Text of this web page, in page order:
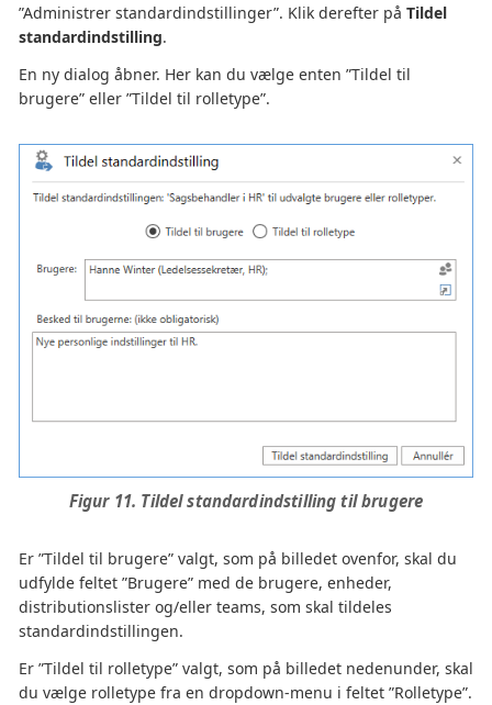
”Administrer standardindstillinger”. Klik derefter på Tildel
standardindstilling.
En ny dialog åbner. Her kan du vælge enten ”Tildel til
brugere” eller ”Tildel til rolletype”.
Figur 11. Tildel standardindstilling til brugere
Er ”Tildel til brugere” valgt, som på billedet ovenfor, skal du
udfylde feltet ”Brugere” med de brugere, enheder,
distributionslister og/eller teams, som skal tildeles
standardindstillingen.
Er ”Tildel til rolletype” valgt, som på billedet nedenunder, skal
du vælge rolletype fra en dropdown-menu i feltet ”Rolletype”.